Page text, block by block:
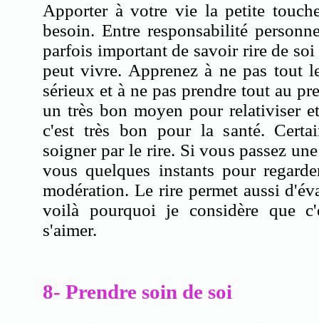
Apporter à votre vie la petite
besoin. Entre responsabilité
parfois important de savoir rire de
peut vivre. Apprenez à ne pas tout
sérieux et à ne pas prendre tout au
un très bon moyen pour relativiser
c'est très bon pour la santé.
soigner par le rire. Si vous passez
vous quelques instants pour
modération. Le rire permet aussi
voilà pourquoi je considère que
s'aimer.
8- Prendre soin de soi